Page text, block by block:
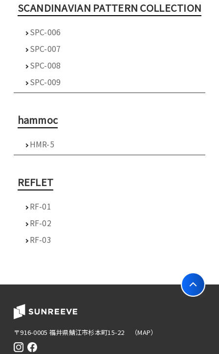
SCANDINAVIAN PATTERN COLLECTION
SPC-006
SPC-007
SPC-008
SPC-009
hammoc
HMR-5
REFLET
RF-01
RF-02
RF-03
〒916-0005 福井県鯖江市杉本町15-22 （MAP）